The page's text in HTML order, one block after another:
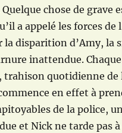
chose de grave
a appelé les forces de
la disparition d’Amy, la
inattendue.
trahison quotidienne de
en effet à
de la police,
et Nick ne tarde pas